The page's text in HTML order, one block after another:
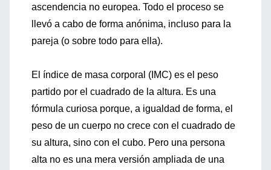
ascendencia no europea. Todo el proceso se
llevó a cabo de forma anónima, incluso para la
pareja (o sobre todo para ella).
El índice de masa corporal (IMC) es el peso
partido por el cuadrado de la altura. Es una
fórmula curiosa porque, a igualdad de forma, el
peso de un cuerpo no crece con el cuadrado de
su altura, sino con el cubo. Pero una persona
alta no es una mera versión ampliada de una